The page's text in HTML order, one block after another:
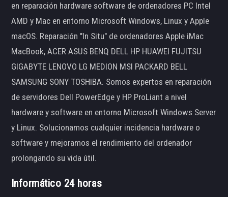
en reparación hardware software de ordenadores PC Intel
AMD y Mac en entorno Microsoft Windows, Linux y Apple
macOS. Reparación "In Situ" de ordenadores Apple iMac
MacBook, ACER ASUS BENQ DELL HP HUAWEI FUJITSU
GIGABYTE LENOVO LG MEDION MSI PACKARD BELL
SAMSUNG SONY TOSHIBA. Somos expertos en reparación
de servidores Dell PowerEdge y HP ProLiant a nivel
hardware y software en entorno Microsoft Windows Server
y Linux. Solucionamos cualquier incidencia hardware o
software y mejoramos el rendimiento del ordenador
prolongando su vida útil.
Informático 24 horas